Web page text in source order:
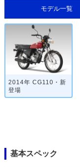
モデル一覧
2014年 CG110・新
登場
基本スペック